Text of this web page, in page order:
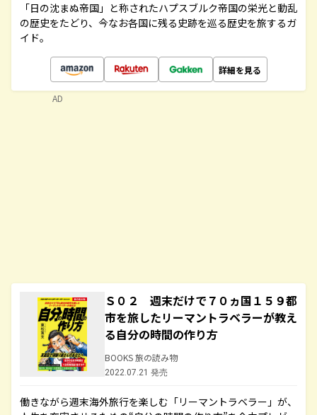
「日の沈まぬ帝国」と称されたハプスブルク帝国の栄光と動乱
の歴史をたどり、今なお各国に残る史跡を巡る歴史を旅するガ
イド。
詳細を見る
Ｓ０２ 週末だけで７０ヵ国１５９都
市を旅したリーマントラベラーが教え
る自分の時間の作り方
BOOKS 旅の読み物
2022.07.21 発売
働きながら週末海外旅行を楽しむ「リーマントラベラー」が、
AD